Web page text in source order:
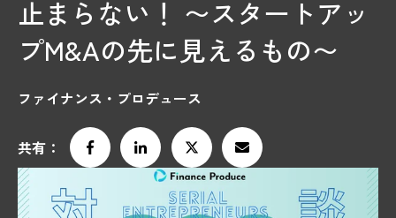
止まらない！ 〜スタートアッ
プM&Aの先に見えるもの〜
ファイナンス・プロデュース
共有：